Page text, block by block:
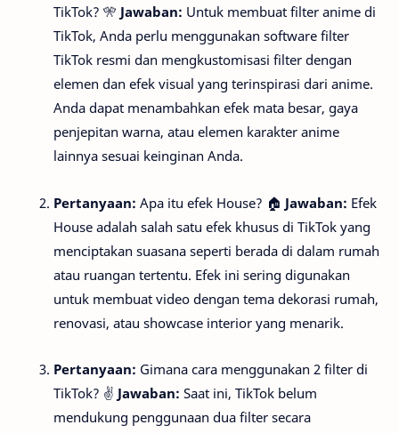
TikTok? 🎌 Jawaban: Untuk membuat filter anime di
TikTok, Anda perlu menggunakan software filter
TikTok resmi dan mengkustomisasi filter dengan
elemen dan efek visual yang terinspirasi dari anime.
Anda dapat menambahkan efek mata besar, gaya
penjepitan warna, atau elemen karakter anime
lainnya sesuai keinginan Anda.
Pertanyaan: Apa itu efek House? 🏠 Jawaban: Efek
House adalah salah satu efek khusus di TikTok yang
menciptakan suasana seperti berada di dalam rumah
atau ruangan tertentu. Efek ini sering digunakan
untuk membuat video dengan tema dekorasi rumah,
renovasi, atau showcase interior yang menarik.
Pertanyaan: Gimana cara menggunakan 2 filter di
TikTok? ✌️ Jawaban: Saat ini, TikTok belum
mendukung penggunaan dua filter secara